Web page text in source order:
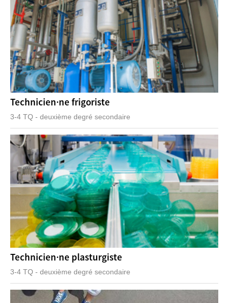
Technicien·ne frigoriste
3-4 TQ - deuxième degré secondaire
Technicien·ne plasturgiste
3-4 TQ - deuxième degré secondaire